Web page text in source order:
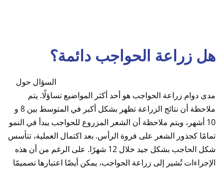
هل زراعة الحواجب دائمة؟
السؤال حول
مدى دوام زراعة الحواجب هو أحد أكثر المواضيع تساؤلًا. يتم
ملاحظة أن نتائج الزراعة تظهر بشكل أكبر في المتوسط ​​بين 8 و
10 أشهر، ويتم ملاحظة أن الشعر المزروع للحواجب يبدأ في النمو
تمامًا كجذور الشعر على فروة الرأس. بعد اكتمال العملية، تتأسس
شكل الحاجب بشكل جيد خلال 12 شهرًا. على الرغم من أن هذه
الإجراءات تُشير إلى زراعة الحواجب، يمكن أيضًا اعتبارها تصميمًا